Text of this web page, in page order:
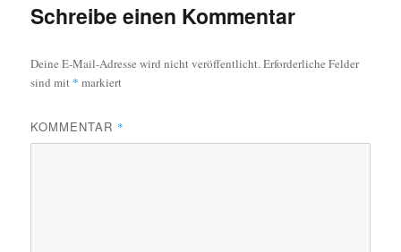
Schreibe einen Kommentar
Deine E-Mail-Adresse wird nicht veröffentlicht.Erforderliche Felder
sind mit * markiert
KOMMENTAR *